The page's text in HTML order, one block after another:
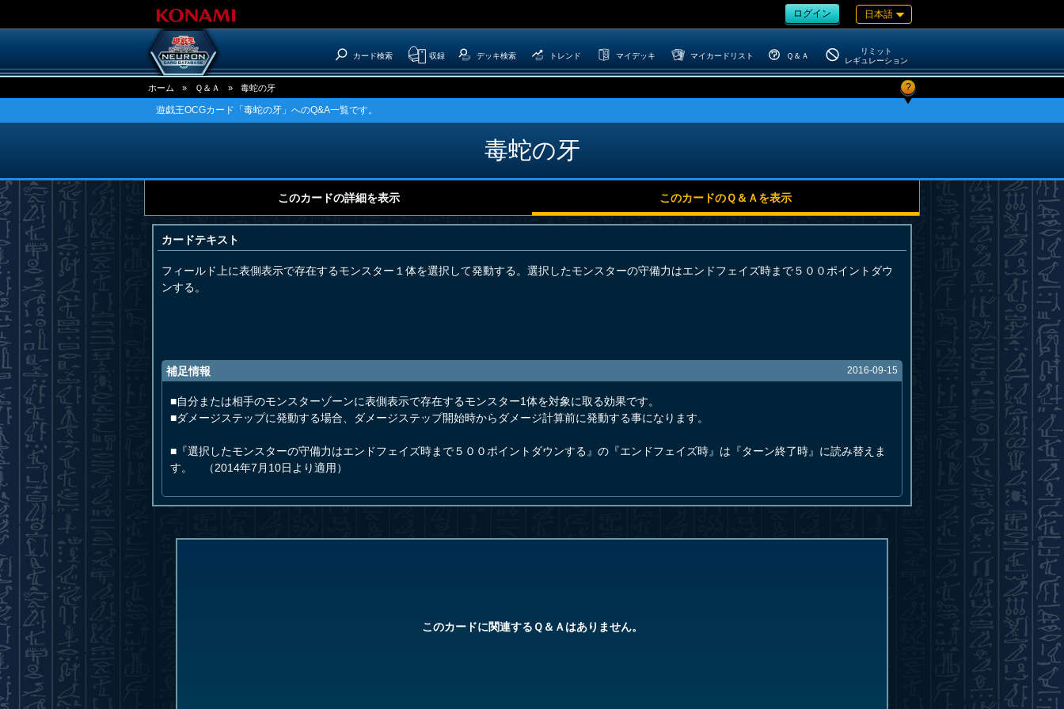
ログイン 日本語
カード検索 収録 デッキ検索 トレンド マイデッキ マイカードリスト Ｑ＆Ａ
リミット
レギュレーション
ホーム » Ｑ＆Ａ » 毒蛇の牙 ?
遊戯王OCGカード「毒蛇の牙」へのQ&A一覧です。
毒蛇の牙
このカードの詳細を表示 このカードのＱ＆Ａを表示
カードテキスト
フィールド上に表側表示で存在するモンスター１体を選択して発動する。選択したモンスターの守備力はエンドフェイズ時まで５００ポイントダウ
ンする。
補足情報 2016-09-15
■自分または相手のモンスターゾーンに表側表示で存在するモンスター1体を対象に取る効果です。
■ダメージステップに発動する場合、ダメージステップ開始時からダメージ計算前に発動する事になります。
■『選択したモンスターの守備力はエンドフェイズ時まで５００ポイントダウンする』の『エンドフェイズ時』は『ターン終了時』に読み替えま
す。 （2014年7月10日より適用）
このカードに関連するＱ＆Ａはありません。